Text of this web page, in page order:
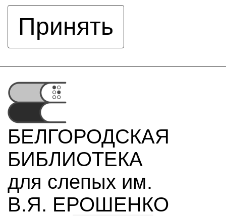
Принять
БЕЛГОРОДСКАЯ
БИБЛИОТЕКА
для слепых им.
В.Я. ЕРОШЕНКО